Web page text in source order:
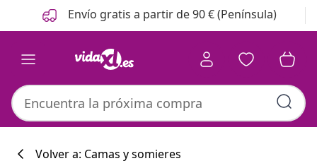
Anterior
Siguiente Envío gratis a partir de 90 € (Península)
Volver a: Camas y somieres